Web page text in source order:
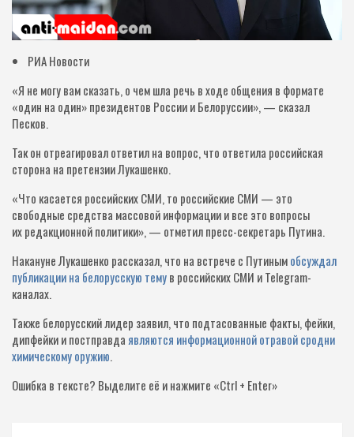
РИА Новости
«Я не могу вам сказать, о чем шла речь в ходе общения в формате
«один на один» президентов России и Белоруссии», — сказал
Песков.
Так он отреагировал ответил на вопрос, что ответила российская
сторона на претензии Лукашенко.
«Что касается российских СМИ, то российские СМИ — это
свободные средства массовой информации и все это вопросы
их редакционной политики», — отметил пресс-секретарь Путина.
Накануне Лукашенко рассказал, что на встрече с Путинымобсуждал
публикации на белорусскую темув российских СМИ и Telegram-
каналах.
Также белорусский лидер заявил, что подтасованные факты, фейки,
дипфейки и постправда являются информационной отравой сродни
химическому оружию.
Ошибка в тексте? Выделите её и нажмите «Ctrl + Enter»